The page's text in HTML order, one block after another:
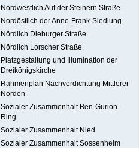
Nordwestlich Auf der Steinern Straße
Nordöstlich der Anne-Frank-Siedlung
Nördlich Dieburger Straße
Nördlich Lorscher Straße
Platzgestaltung und Illumination der
Dreikönigskirche
Rahmenplan Nachverdichtung Mittlerer
Norden
Sozialer Zusammenhalt Ben-Gurion-
Ring
Sozialer Zusammenhalt Nied
Sozialer Zusammenhalt Sossenheim